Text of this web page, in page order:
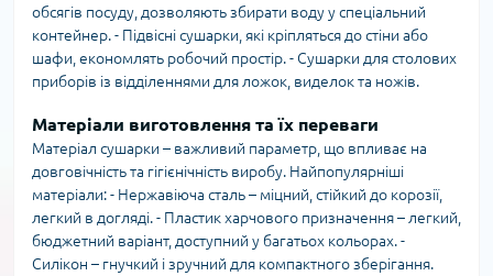
обсягів посуду, дозволяють збирати воду у спеціальний
контейнер. - Підвісні сушарки, які кріпляться до стіни або
шафи, економлять робочий простір. - Сушарки для столових
приборів із відділеннями для ложок, виделок та ножів.
Матеріали виготовлення та їх переваги
Матеріал сушарки – важливий параметр, що впливає на
довговічність та гігієнічність виробу. Найпопулярніші
матеріали: - Нержавіюча сталь – міцний, стійкий до корозії,
легкий в догляді. - Пластик харчового призначення – легкий,
бюджетний варіант, доступний у багатьох кольорах. -
Силікон – гнучкий і зручний для компактного зберігання.